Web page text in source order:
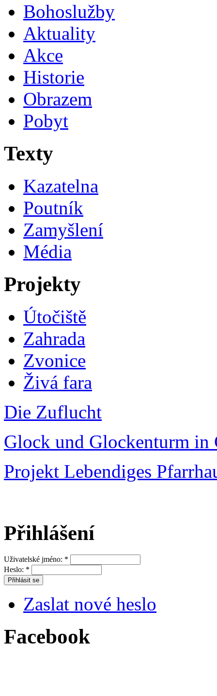
Bohoslužby
Aktuality
Akce
Historie
Obrazem
Pobyt
Texty
Kazatelna
Poutník
Zamyšlení
Média
Projekty
Útočiště
Zahrada
Zvonice
Živá fara
Die Zuflucht
Glock und Glockenturm in
Projekt Lebendiges
Přihlášení
Uživatelské jméno: *
Heslo: *
Zaslat nové heslo
Facebook